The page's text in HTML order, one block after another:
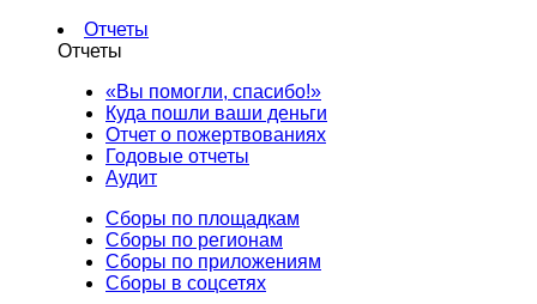
Отчеты
Отчеты
«Вы помогли, спасибо!»
Куда пошли ваши деньги
Отчет о пожертвованиях
Годовые отчеты
Аудит
Сборы по площадкам
Сборы по регионам
Сборы по приложениям
Сборы в соцсетях